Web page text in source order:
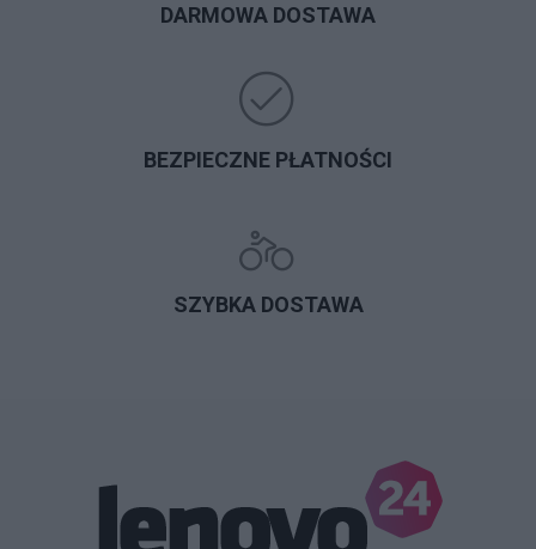
DARMOWA DOSTAWA
BEZPIECZNE PŁATNOŚCI
SZYBKA DOSTAWA